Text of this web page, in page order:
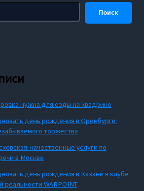
Поиск
нужна для езды на квадрике
день рождения в Оренбурге:
торжества
качественные услуги по
в Москве
день рождения в Казани в клубе
реальности WARPOINT